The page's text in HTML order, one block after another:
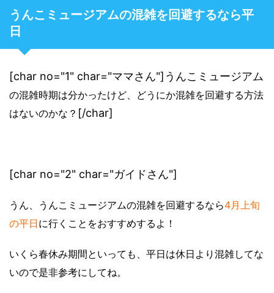
うんこミュージアムの混雑を回避するなら平
日
[char no="1" char="ママさん"]うんこミュージアム
の混雑時期は分かったけど、どうにか混雑を回避する方法
はないのかな？ [/char]
[char no="2" char="ガイドさん"]
うん、うんこミュージアムの混雑を回避するなら4月上旬
の平日に行くことをおすすめするよ！
いくら春休み期間といっても、平日は休日より混雑してな
いので是非参考にしてね。